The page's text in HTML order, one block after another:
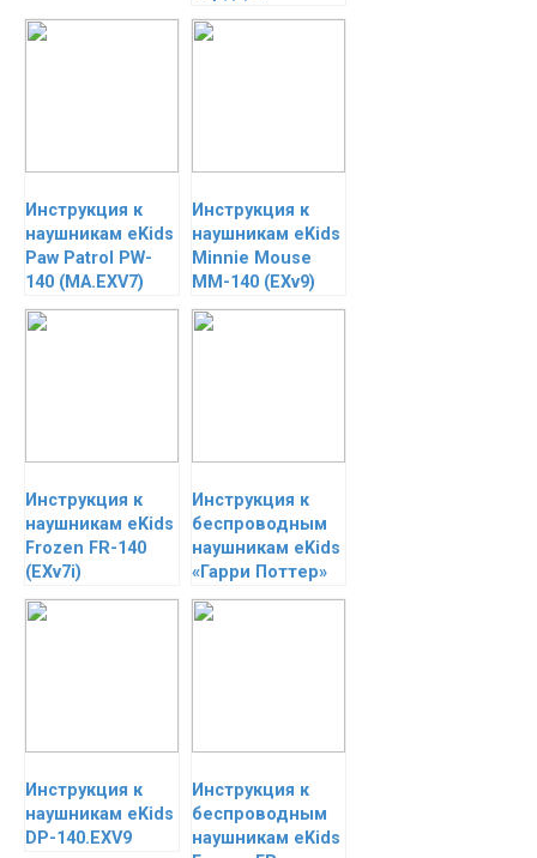
Инструкция к
наушникам eKids
Paw Patrol PW-
140 (MA.EXV7)
Инструкция к
наушникам eKids
Minnie Mouse
MM-140 (EXv9)
Инструкция к
наушникам eKids
Frozen FR-140
(EXv7i)
Инструкция к
беспроводным
наушникам eKids
«Гарри Поттер»
Инструкция к
наушникам eKids
DP-140.EXV9
Инструкция к
беспроводным
наушникам eKids